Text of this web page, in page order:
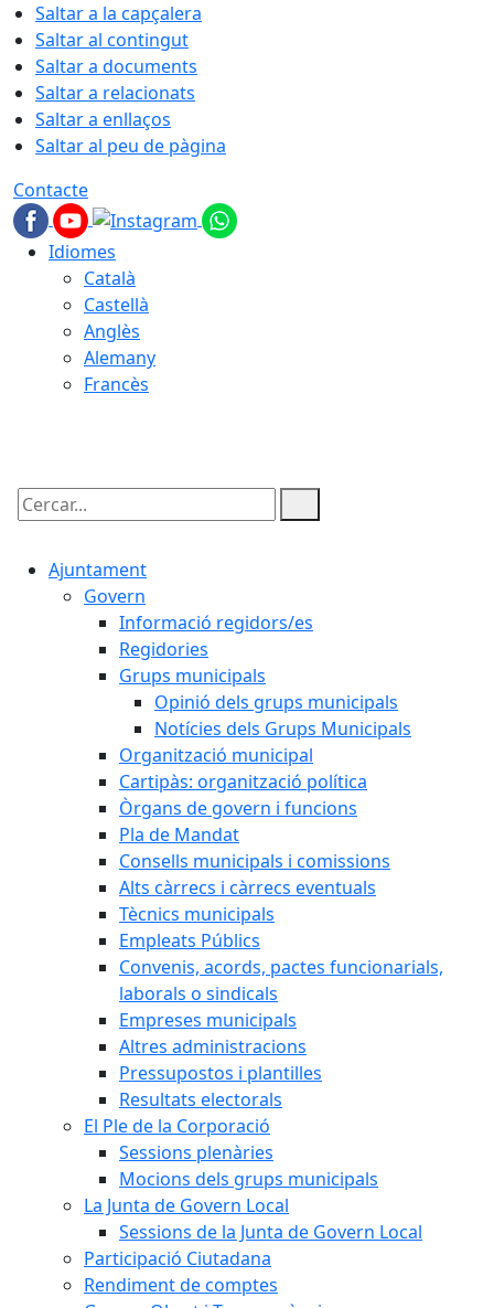
Saltar a la capçalera
Saltar al contingut
Saltar a documents
Saltar a relacionats
Saltar a enllaços
Saltar al peu de pàgina
Contacte
Idiomes
Català
Castellà
Anglès
Alemany
Francès
Cercar:
Ajuntament
Govern
Informació regidors/es
Regidories
Grups municipals
Opinió dels grups municipals
Notícies dels Grups Municipals
Organització municipal
Cartipàs: organització política
Òrgans de govern i funcions
Pla de Mandat
Consells municipals i comissions
Alts càrrecs i càrrecs eventuals
Tècnics municipals
Empleats Públics
Convenis, acords, pactes funcionarials,
laborals o sindicals
Empreses municipals
Altres administracions
Pressupostos i plantilles
Resultats electorals
El Ple de la Corporació
Sessions plenàries
Mocions dels grups municipals
La Junta de Govern Local
Sessions de la Junta de Govern Local
Participació Ciutadana
Rendiment de comptes